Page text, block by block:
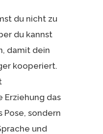
du nicht zu
du kannst
damit dein
kooperiert.
das
Pose, sondern
und